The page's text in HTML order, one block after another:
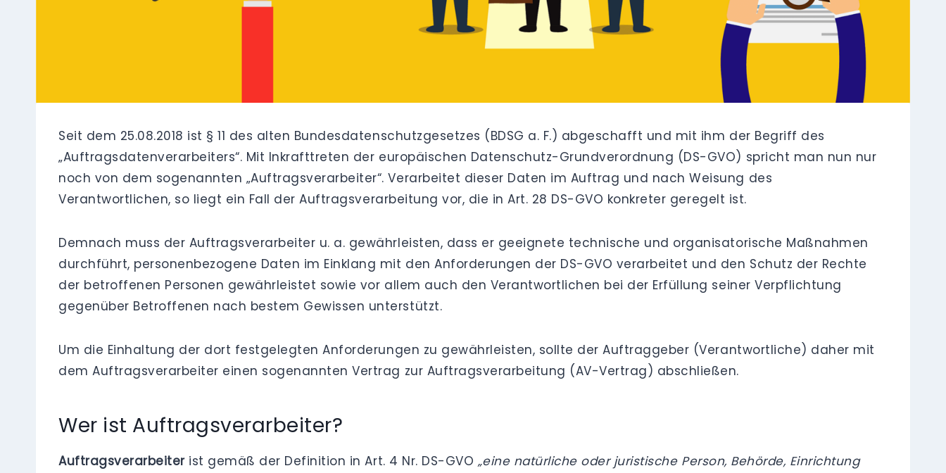
Seit dem 25.08.2018 ist § 11 des alten Bundesdatenschutzgesetzes (BDSG a. F.) abgeschafft und mit ihm der Begriff des
„Auftragsdatenverarbeiters“. Mit Inkrafttreten der europäischen Datenschutz-Grundverordnung (DS-GVO) spricht man nun nur
noch von dem sogenannten „Auftragsverarbeiter“. Verarbeitet dieser Daten im Auftrag und nach Weisung des
Verantwortlichen, so liegt ein Fall der Auftragsverarbeitung vor, die in Art. 28 DS-GVO konkreter geregelt ist.
Demnach muss der Auftragsverarbeiter u. a. gewährleisten, dass er geeignete technische und organisatorische Maßnahmen
durchführt, personenbezogene Daten im Einklang mit den Anforderungen der DS-GVO verarbeitet und den Schutz der Rechte
der betroffenen Personen gewährleistet sowie vor allem auch den Verantwortlichen bei der Erfüllung seiner Verpflichtung
gegenüber Betroffenen nach bestem Gewissen unterstützt.
Um die Einhaltung der dort festgelegten Anforderungen zu gewährleisten, sollte der Auftraggeber (Verantwortliche) daher mit
dem Auftragsverarbeiter einen sogenannten Vertrag zur Auftragsverarbeitung (AV-Vertrag) abschließen.
Wer ist Auftragsverarbeiter?
Auftragsverarbeiterist gemäß der Definition in Art. 4 Nr. DS-GVO „eine natürliche oder juristische Person, Behörde, Einrichtung